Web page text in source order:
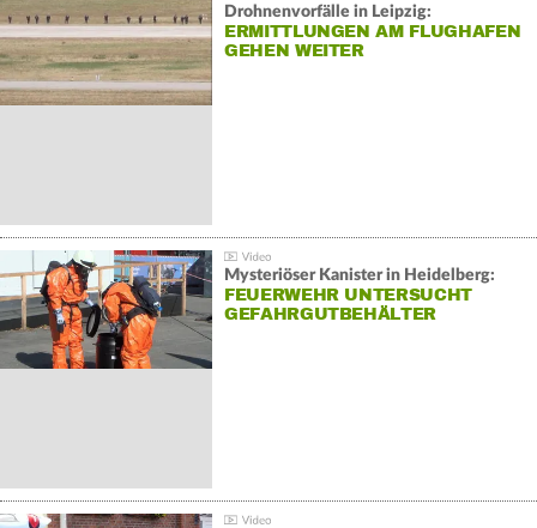
Drohnenvorfälle in Leipzig:
ERMITTLUNGEN AM FLUGHAFEN
GEHEN WEITER
Mysteriöser Kanister in Heidelberg:
FEUERWEHR UNTERSUCHT
GEFAHRGUTBEHÄLTER